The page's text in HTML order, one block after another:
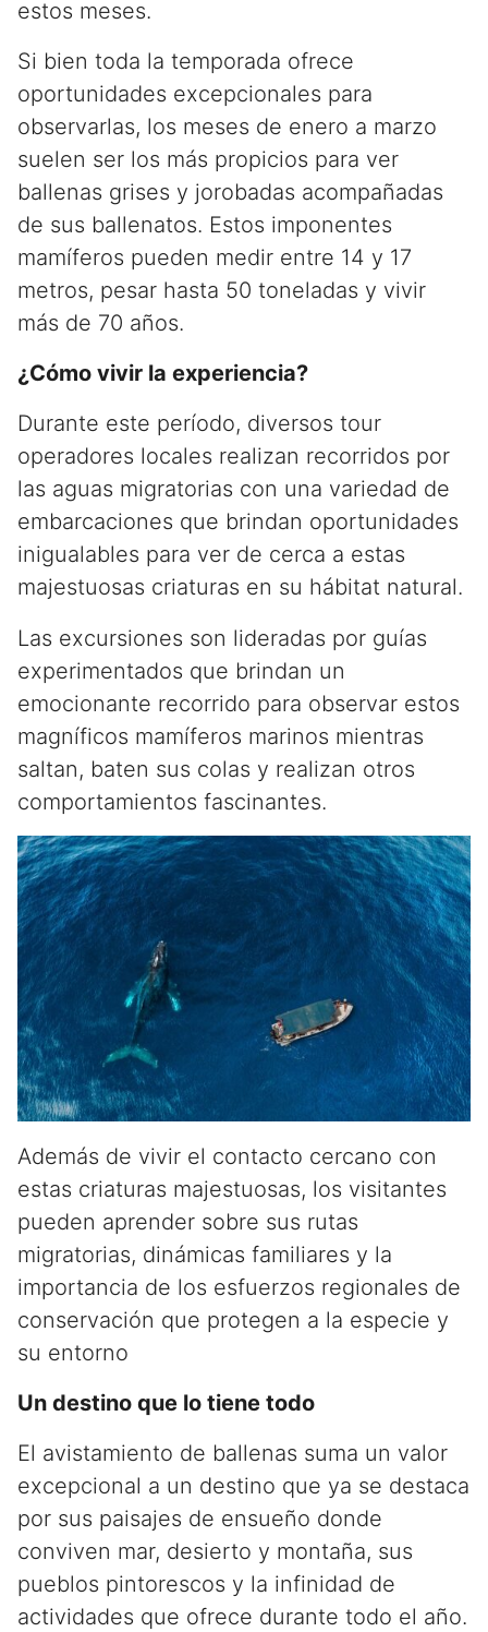
estos meses.
Si bien toda la temporada ofrece
oportunidades excepcionales para
observarlas, los meses de enero a marzo
suelen ser los más propicios para ver
ballenas grises y jorobadas acompañadas
de sus ballenatos. Estos imponentes
mamíferos pueden medir entre 14 y 17
metros, pesar hasta 50 toneladas y vivir
más de 70 años.
¿Cómo vivir la experiencia?
Durante este período, diversos tour
operadores locales realizan recorridos por
las aguas migratorias con una variedad de
embarcaciones que brindan oportunidades
inigualables para ver de cerca a estas
majestuosas criaturas en su hábitat natural.
Las excursiones son lideradas por guías
experimentados que brindan un
emocionante recorrido para observar estos
magníficos mamíferos marinos mientras
saltan, baten sus colas y realizan otros
comportamientos fascinantes.
Además de vivir el contacto cercano con
estas criaturas majestuosas, los visitantes
pueden aprender sobre sus rutas
migratorias, dinámicas familiares y la
importancia de los esfuerzos regionales de
conservación que protegen a la especie y
su entorno
Un destino que lo tiene todo
El avistamiento de ballenas suma un valor
excepcional a un destino que ya se destaca
por sus paisajes de ensueño donde
conviven mar, desierto y montaña, sus
pueblos pintorescos y la infinidad de
actividades que ofrece durante todo el año.